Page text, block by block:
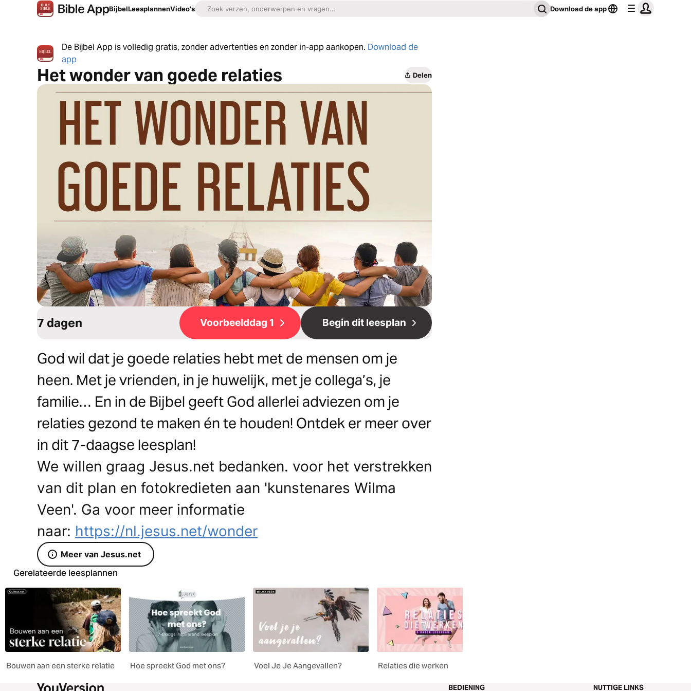
BijbelLeesplannenVideo's Download de app
De Bijbel App is volledig gratis, zonder advertenties en zonder in-app aankopen. Download de
app
Het wonder van goede relaties Delen
7 dagen Voorbeelddag 1 Begin dit leesplan
God wil dat je goede relaties hebt met de mensen om je
heen. Met je vrienden, in je huwelijk, met je collega’s, je
familie… En in de Bijbel geeft God allerlei adviezen om je
relaties gezond te maken én te houden! Ontdek er meer over
in dit 7-daagse leesplan!
We willen graag Jesus.net bedanken. voor het verstrekken
van dit plan en fotokredieten aan 'kunstenares Wilma
Veen'. Ga voor meer informatie
naar: https://nl.jesus.net/wonder
Meer van Jesus.net
Gerelateerde leesplannen
Bouwen aan een sterke relatie Hoe spreekt God met ons? Voel Je Je Aangevallen? Relaties die werken
BEDIENING NUTTIGE LINKS